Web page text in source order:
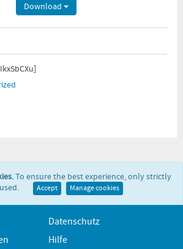
Download
To ensure the best experience, only strictly
Accept Manage cookies
Datenschutz
Hilfe